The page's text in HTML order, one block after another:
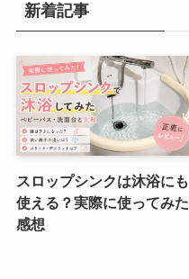
新着記事
スロップシンクは沐浴にも
使える？実際に使ってみた
感想